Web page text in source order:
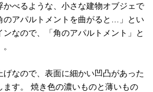
かべるような、小さな建物オブジェで
のアパルトメントを曲がると…」とい
なので、「角のアパルトメント」と
なので、表面に細かい凹凸があった
ます。 焼き色の濃いものと薄いもの